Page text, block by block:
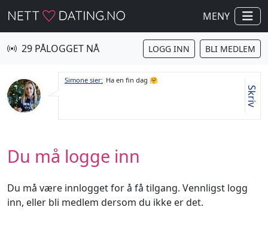
MENY
29 PÅLOGGET NÅ LOGG INN BLI MEDLEM
Simone sier: Ha en fin dag 🤗
Skriv
Du må logge inn
Du må være innlogget for å få tilgang. Vennligst logg
inn, eller bli medlem dersom du ikke er det.